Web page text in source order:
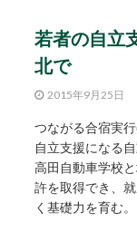
若者の自立
北で
2015年9月25日
つながる合宿実
自立支援になる
高田自動車学校
許を取得でき、
く基礎力を育む